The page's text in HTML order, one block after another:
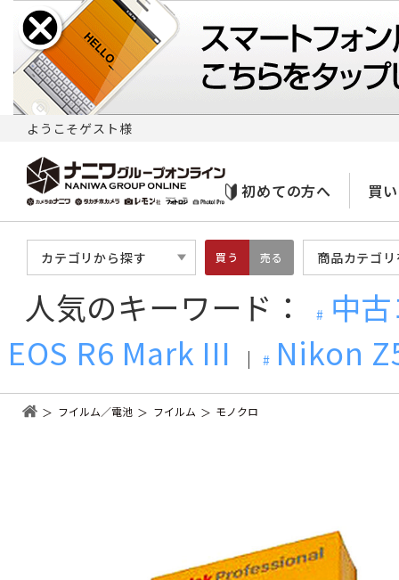
ようこそゲスト様
初めての方へ 買
カテゴリから探す 買う 売る 商品カテゴ
人気のキーワード：
中
EOS R6 Mark III
Nikon
フイルム／電池 フイルム モノクロ